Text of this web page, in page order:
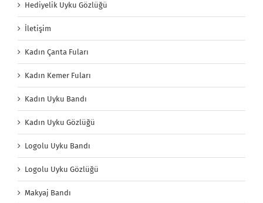
Hediyelik Uyku Gözlüğü
İletişim
Kadın Çanta Fuları
Kadın Kemer Fuları
Kadın Uyku Bandı
Kadın Uyku Gözlüğü
Logolu Uyku Bandı
Logolu Uyku Gözlüğü
Makyaj Bandı